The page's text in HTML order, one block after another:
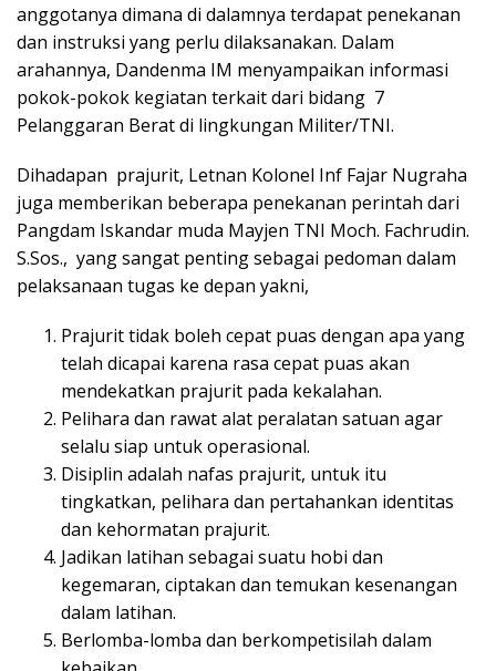
anggotanya dimana di dalamnya terdapat penekanan
dan instruksi yang perlu dilaksanakan. Dalam
arahannya, Dandenma IM menyampaikan informasi
pokok-pokok kegiatan terkait dari bidang 7
Pelanggaran Berat di lingkungan Militer/TNI.
Dihadapan prajurit, Letnan Kolonel Inf Fajar Nugraha
juga memberikan beberapa penekanan perintah dari
Pangdam Iskandar muda Mayjen TNI Moch. Fachrudin.
S.Sos., yang sangat penting sebagai pedoman dalam
pelaksanaan tugas ke depan yakni,
Prajurit tidak boleh cepat puas dengan apa yang
telah dicapai karena rasa cepat puas akan
mendekatkan prajurit pada kekalahan.
Pelihara dan rawat alat peralatan satuan agar
selalu siap untuk operasional.
Disiplin adalah nafas prajurit, untuk itu
tingkatkan, pelihara dan pertahankan identitas
dan kehormatan prajurit.
Jadikan latihan sebagai suatu hobi dan
kegemaran, ciptakan dan temukan kesenangan
dalam latihan.
Berlomba-lomba dan berkompetisilah dalam